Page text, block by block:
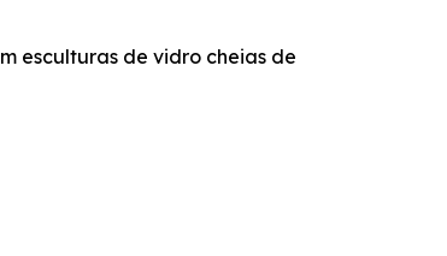
esculturas de vidro cheias de